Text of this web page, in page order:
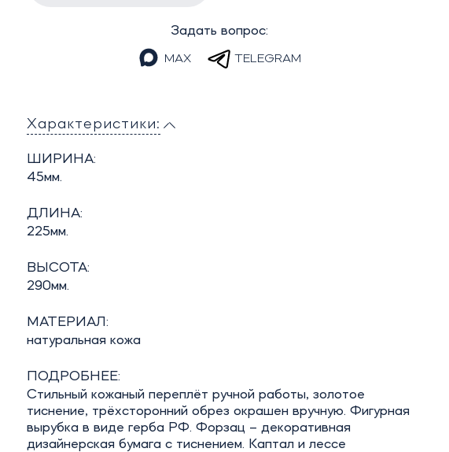
Задать вопрос:
MAX TELEGRAM
Характеристики:
ШИРИНА:
45мм.
ДЛИНА:
225мм.
ВЫСОТА:
290мм.
МАТЕРИАЛ:
натуральная кожа
ПОДРОБНЕЕ:
Стильный кожаный переплёт ручной работы, золотое
тиснение, трёхсторонний обрез окрашен вручную. Фигурная
вырубка в виде герба РФ. Форзац – декоративная
дизайнерская бумага с тиснением. Каптал и лессе